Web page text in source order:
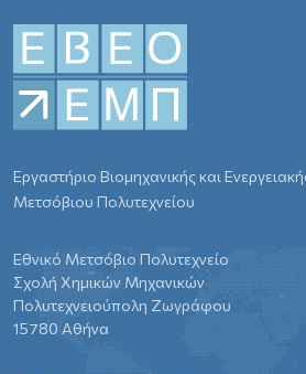
Εργαστήριο Βιομηχανικής και
Μετσόβιου Πολυτεχνείου
Εθνικό Μετσόβιο Πολυτεχνείο
Σχολή Χημικών Μηχανικών
Πολυτεχνειούπολη Ζωγράφου
15780 Αθήνα